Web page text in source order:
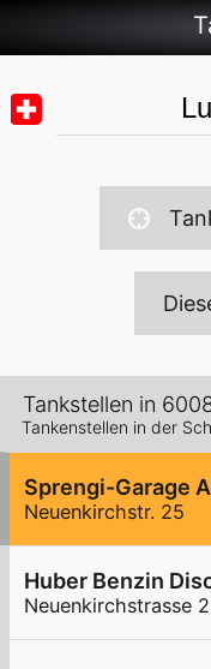
Tankstellen in
Tankenstellen in der
Sprengi-Garage
Neuenkirchstr. 25
Huber Benzin
Neuenkirchstrasse